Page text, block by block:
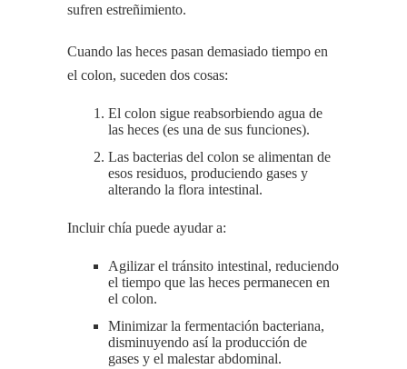
sufren estreñimiento.
Cuando las heces pasan demasiado tiempo en
el colon, suceden dos cosas:
El colon sigue reabsorbiendo agua de
las heces (es una de sus funciones).
Las bacterias del colon se alimentan de
esos residuos, produciendo gases y
alterando la flora intestinal.
Incluir chía puede ayudar a:
Agilizar el tránsito intestinal, reduciendo
el tiempo que las heces permanecen en
el colon.
Minimizar la fermentación bacteriana,
disminuyendo así la producción de
gases y el malestar abdominal.